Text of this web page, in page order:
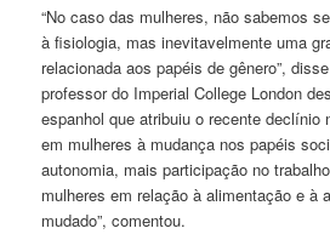
“No caso das mulheres, não sabemos
à fisiologia, mas inevitavelmente uma
relacionada aos papéis de gênero”,
professor do Imperial College London
espanhol que atribuiu o recente declínio
em mulheres à mudança nos papéis
autonomia, mais participação no
mulheres em relação à alimentação e à
mudado”, comentou.